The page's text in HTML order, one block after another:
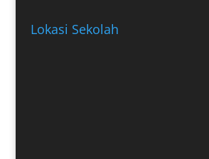
Lokasi Sekolah